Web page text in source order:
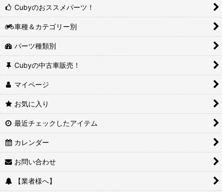
Cubyのおススメパーツ！
車種＆カテゴリー別
パーツ種類別
Cubyの中古車販売！
マイページ
お気に入り
最近チェックしたアイテム
カレンダー
お問い合わせ
【業者様へ】